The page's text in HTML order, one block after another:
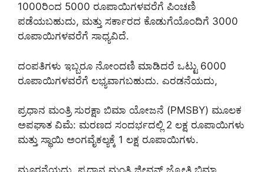
1000ರಿಂದ 5000 ರೂಪಾಯಿಗಳವರೆಗೆ ಪಿಂಚಣಿ
ಪಡೆಯಬಹುದು, ಮತ್ತು ಸರ್ಕಾರದ ಕೊಡುಗೆಯೊಂದಿಗೆ 3000
ರೂಪಾಯಿಗಳವರೆಗೆ ಸಾಧ್ಯವಿದೆ.
ದಂಪತಿಗಳು ಇಬ್ಬರೂ ನೋಂದಣಿ ಮಾಡಿದರೆ ಒಟ್ಟು 6000
ರೂಪಾಯಿಗಳವರೆಗೆ ಲಭ್ಯವಾಗಬಹುದು. ಎರಡನೆಯದು,
ಪ್ರಧಾನ ಮಂತ್ರಿ ಸುರಕ್ಷಾ ಬಿಮಾ ಯೋಜನೆ (PMSBY) ಮೂಲಕ
ಅಪಘಾತ ವಿಮೆ: ಮರಣದ ಸಂದರ್ಭದಲ್ಲಿ 2 ಲಕ್ಷ ರೂಪಾಯಿಗಳು
ಮತ್ತು ಸ್ಥಾಯಿ ಅಂಗವೈಕಲ್ಯಕ್ಕೆ 1 ಲಕ್ಷ ರೂಪಾಯಿಗಳು.
ಮೂರನೆಯದು, ಪ್ರಧಾನ ಮಂತ್ರಿ ಜೀವನ್ ಜ್ಯೋತಿ ಬಿಮಾ